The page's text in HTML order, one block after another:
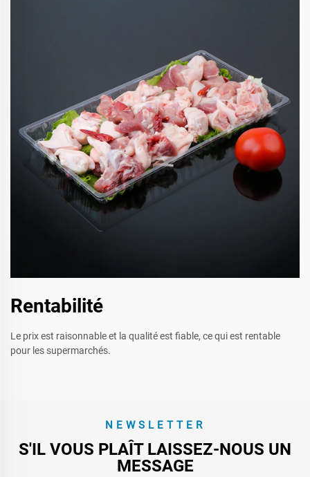
Rentabilité
Le prix est raisonnable et la qualité est fiable, ce qui est rentable
pour les supermarchés.
NEWSLETTER
S'IL VOUS PLAÎT LAISSEZ-NOUS UN
MESSAGE